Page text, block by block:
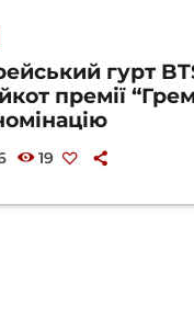
гурт
премії
19